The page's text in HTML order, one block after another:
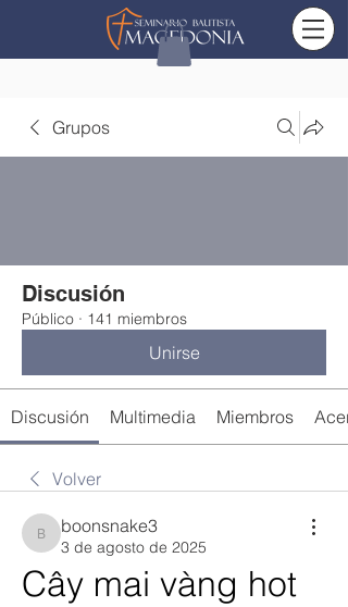
Grupos
Discusión
Público · 141 miembros
Unirse
Discusión Multimedia Miembros
Volver
boonsnake3
boonsnake3
3 de agosto de 2025
Cây mai vàng hot